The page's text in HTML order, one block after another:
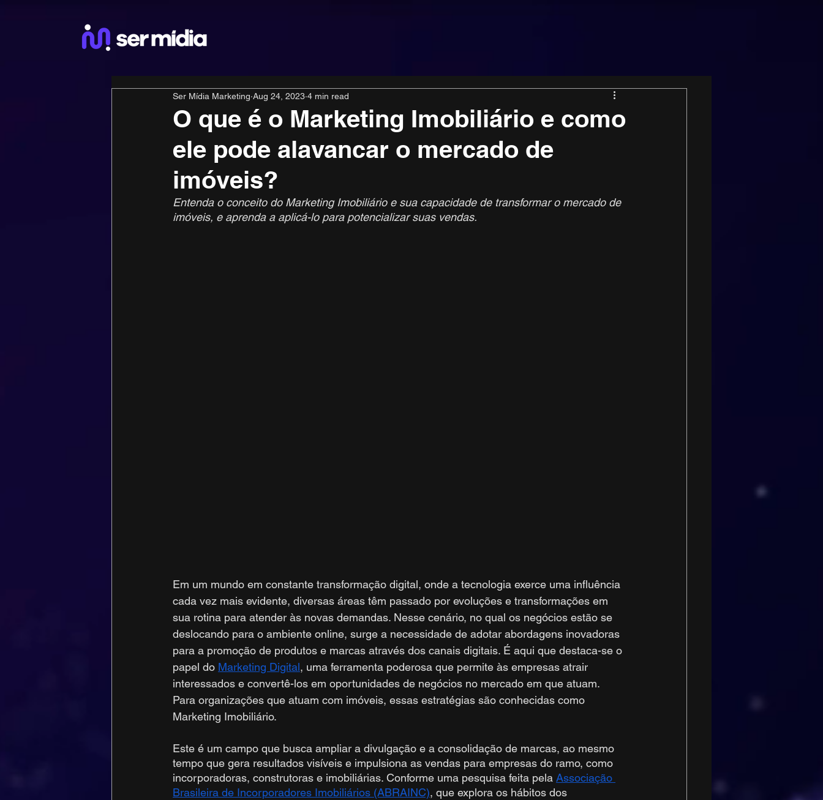
O que é o Marketing Imobiliário e como
ele pode alavancar o mercado de
imóveis?
Ser Mídia Marketing Aug 24, 2023 4 min read
Entenda o conceito do Marketing Imobiliário e sua capacidade de transformar o mercado de
imóveis, e aprenda a aplicá-lo para potencializar suas vendas.
Em um mundo em constante transformação digital, onde a tecnologia exerce uma influência
cada vez mais evidente, diversas áreas têm passado por evoluções e transformações em
sua rotina para atender às novas demandas. Nesse cenário, no qual os negócios estão se
deslocando para o ambiente online, surge a necessidade de adotar abordagens inovadoras
para a promoção de produtos e marcas através dos canais digitais. É aqui que destaca-se o
papel do Marketing Digital, uma ferramenta poderosa que permite às empresas atrair
interessados e convertê-los em oportunidades de negócios no mercado em que atuam.
Para organizações que atuam com imóveis, essas estratégias são conhecidas como
Marketing Imobiliário.
Este é um campo que busca ampliar a divulgação e a consolidação de marcas, ao mesmo
tempo que gera resultados visíveis e impulsiona as vendas para empresas do ramo, como
incorporadoras, construtoras e imobiliárias. Conforme uma pesquisa feita pela Associação
Brasileira de Incorporadores Imobiliários (ABRAINC), que explora os hábitos dos